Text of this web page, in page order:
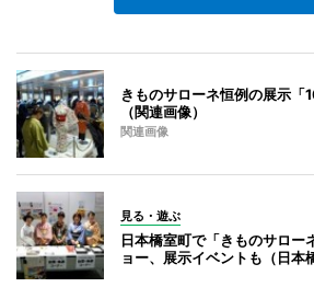
きものサローネ恒例の展示「
（関連画像）
関連画像
見る・遊ぶ
日本橋室町で「きものサロー
ョー、展示イベントも（日本